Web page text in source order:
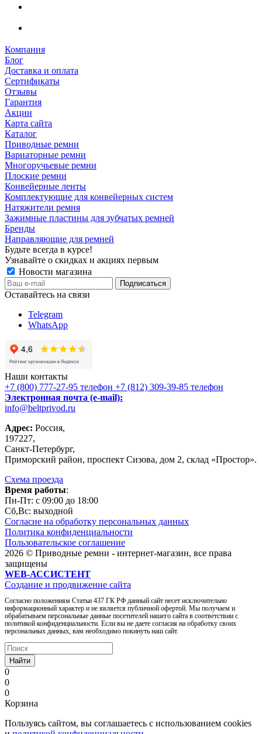
Компания
Блог
Доставка и оплата
Сертификаты
Отзывы
Гарантия
Акции
Карта сайта
Каталог
Приводные ремни
Вариаторные ремни
Многоручьевые ремни
Плоские ремни
Конвейерные ленты
Комплектующие для конвейерных систем
Натяжители ремня
Зажимные пластины для зубчатых ремней
Бренды
Направляющие для ремней
Будьте всегда в курсе!
Узнавайте о скидках и акциях первым
Новости магазина
Оставайтесь на связи
Telegram
WhatsApp
Наши контакты
+7 (800) 777-27-95 телефон +7 (812) 309-39-85 телефон
Электронная почта (e-mail):
info@beltprivod.ru
Адрес: Россия,
197227,
Санкт-Петербург,
Приморский район, проспект Сизова, дом 2, склад «Простор».
Схема проезда
Время работы:
Пн-Пт: c 09:00 до 18:00
Сб,Вc: выходной
Согласие на обработку персональных данных
Политика конфиденциальности
Пользовательское соглашение
2026 © Приводные ремни - интернет-магазин, все права
защищены
WEB-АССИСТЕНТ
Создание и продвижение сайта
Согласно положениям Статьи 437 ГК РФ данный сайт несет исключительно
информационный характер и не является публичной офертой. Мы получаем и
обрабатываем персональные данные посетителей нашего сайта в соответствии с
политикой конфиденциальности. Если вы не даете согласия на обработку своих
персональных данных, вам необходимо покинуть наш сайт.
Найти
0
0
0
Корзина
Пользуясь сайтом, вы соглашаетесь с использованием cookies